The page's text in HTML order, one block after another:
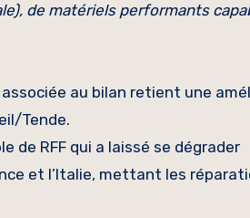
de matériels performants
au bilan retient une
Tende.
de RFF qui a laissé se dégrader
et l’Italie, mettant les